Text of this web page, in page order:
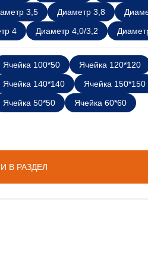
В РАЗДЕЛ
3,5 Диаметр 3,8
4 Диаметр 4,0/3,2
Ячейка 100*50
Ячейка 120*120
Ячейка 140*140
Ячейка 150*150
Ячейка 50*50
Ячейка 60*60